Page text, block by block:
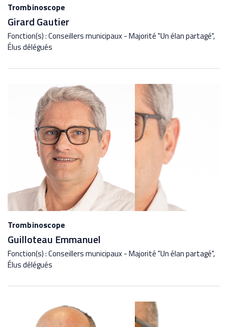
Trombinoscope
Girard Gautier
Fonction(s) : Conseillers municipaux - Majorité "Un élan partagé",
Élus délégués
Trombinoscope
Guilloteau Emmanuel
Fonction(s) : Conseillers municipaux - Majorité "Un élan partagé",
Élus délégués